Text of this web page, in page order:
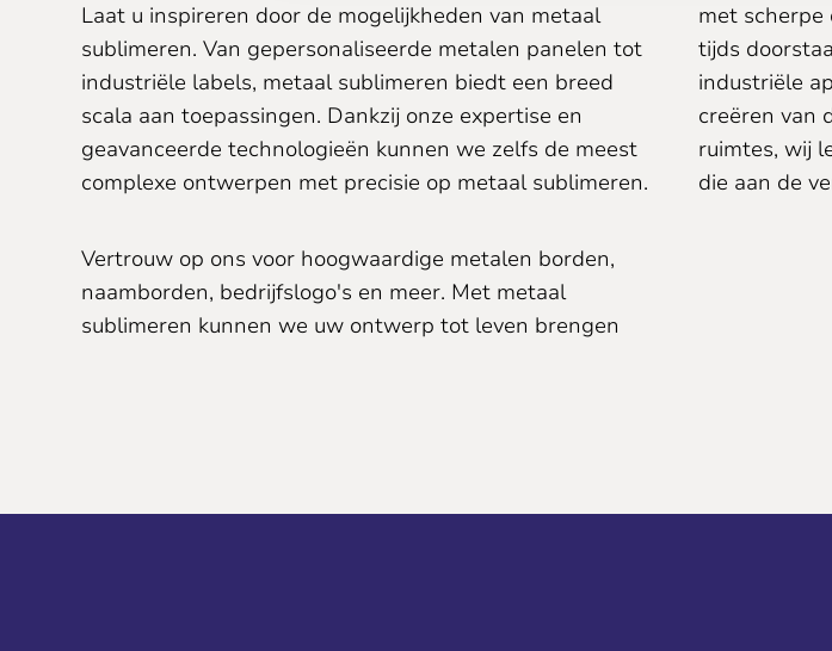
Laat u inspireren door de mogelijkheden van metaal
sublimeren. Van gepersonaliseerde metalen panelen tot
industriële labels, metaal sublimeren biedt een breed
scala aan toepassingen. Dankzij onze expertise en
geavanceerde technologieën kunnen we zelfs de meest
complexe ontwerpen met precisie op metaal sublimeren.
Vertrouw op ons voor hoogwaardige metalen borden,
naamborden, bedrijfslogo's en meer. Met metaal
sublimeren kunnen we uw ontwerp tot leven brengen
met scherpe
tijds
industriële
creëren van
ruimtes, wij
die aan de